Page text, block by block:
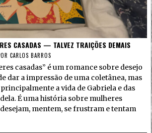
CASADAS — TALVEZ TRAIÇÕES DEMAIS
CARLOS BARROS
casadas” é um romance sobre desejo
dar a impressão de uma coletânea, mas
a vida de Gabriela e das
É uma história sobre mulheres
mentem, se frustram e tentam